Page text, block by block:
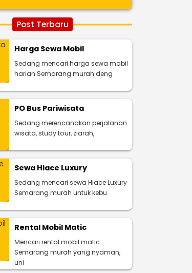
Post Terbaru
Harga Sewa Mobil
Sedang mencari harga sewa mobil
harian Semarang murah deng
PO Bus Pariwisata
Sedang merencanakan perjalanan
wisata, study tour, ziarah,
Sewa Hiace Luxury
Sedang mencari sewa Hiace Luxury
Semarang murah untuk kebu
Rental Mobil Matic
Mencari rental mobil matic
Semarang murah yang nyaman,
uni